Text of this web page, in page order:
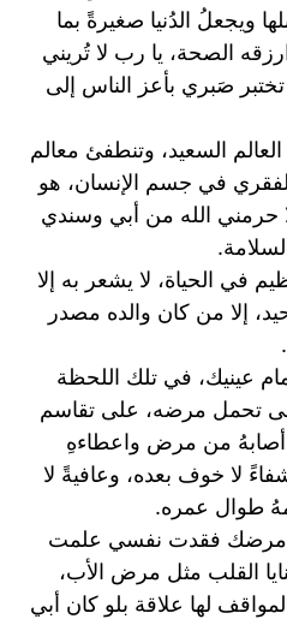
ويجعلُ الدُنيا صغيرةً بما
الصحة، يا رب لا تُريني
تختبر صَبري بأعز الناس إلى
وجه العالم السعيد، وتنطفئ معالم
الفقري في جسم الإنسان، هو
حرمني الله من أبي وسندي
عظيم في الحياة، لا يشعر به إلا
إلا من كان والده مصدر
عينيك، في تلك اللحظة
تحمل مرضه، على تقاسم
أصابهُ من مرض واعطاءهِ
لا خوف بعده، وعافيةً لا
طوال عمره.
مرضك فقدت نفسي علمت
جيداً أن لا ⁦‪مرض‬⁩ يكسر حنايا القلب مثل مرض‬⁩ ⁦‪الأب‬⁩،
لها علاقة بلو كان أبي